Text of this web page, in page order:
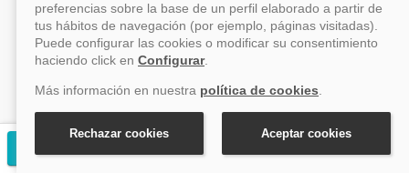
desde
424€
+ tasas
Ver crucero